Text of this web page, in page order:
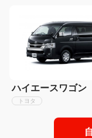
ハイエースワゴン
トヨタ